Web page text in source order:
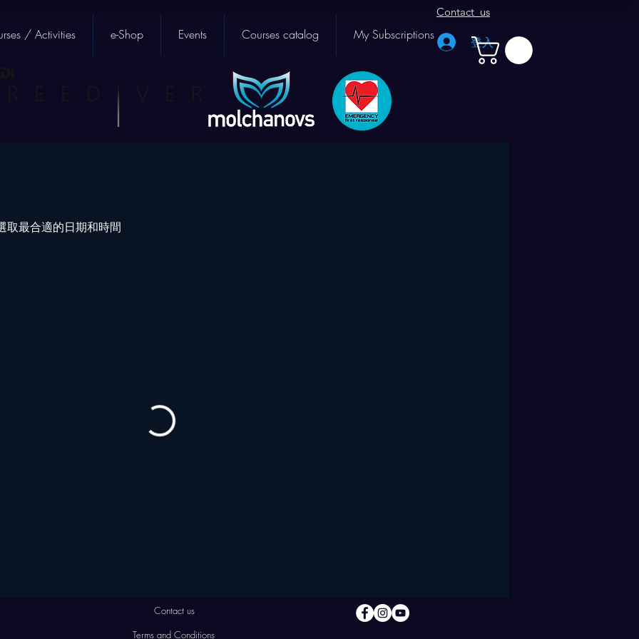
Contact us
/ Activities e-Shop Events Courses catalog My Subscriptions 登入
取最合適的日期和時間
Contact us
Terms and Conditions